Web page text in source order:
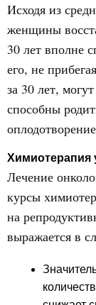
Исходя из
женщины
30 лет вполне
его, не
за 30 лет,
способны
Химиотерапия
Лечение
курсы
на
выражается в